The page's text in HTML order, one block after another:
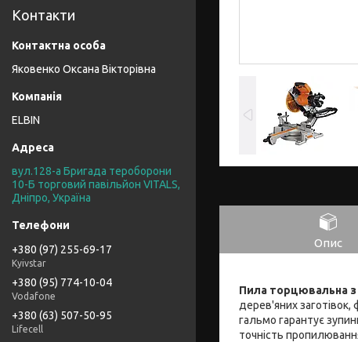
Опис
Пила торцювальна з
дерев'яних заготівок,
гальмо гарантує
точність
Контакти
Яковенко Оксана Вікторівна
ELBIN
вул.128-а Бригада тероборони
10-Б торговий павільйон VITALS,
Дніпро, Україна
+380 (97) 255-69-17
Kyivstar
+380 (95) 774-10-04
Vodafone
+380 (63) 507-50-95
Lifecell